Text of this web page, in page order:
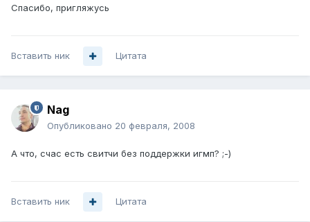
Спасибо, пригляжусь
Вставить ник Цитата
Nag
Опубликовано 20 февраля, 2008
А что, счас есть свитчи без поддержки игмп? ;-)
Вставить ник Цитата